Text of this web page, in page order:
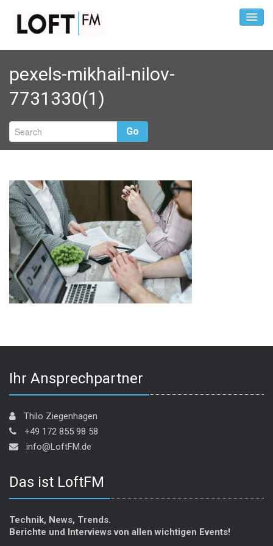
pexels-mikhail-nilov-
7731330(1)
Go
Ihr Ansprechpartner
Thilo Ziegenhagen
+49 172 855 98 58
info@LoftFM.de
Das ist LoftFM
Technik, News, Trends.
Berichte und Interviews von allen wichtigen Events!